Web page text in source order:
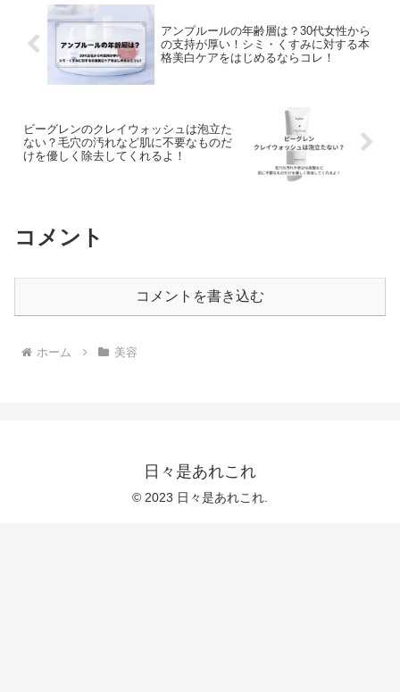
アンプルールの年齢層は？30代女性から
の支持が厚い！シミ・くすみに対する本
格美白ケアをはじめるならコレ！
ビーグレンのクレイウォッシュは泡立た
ない？毛穴の汚れなど肌に不要なものだ
けを優しく除去してくれるよ！
コメント
コメントを書き込む
ホーム 美容
日々是あれこれ
© 2023 日々是あれこれ.